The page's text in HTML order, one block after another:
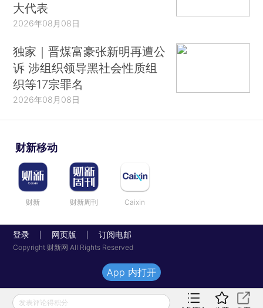
大代表
2026年08月08日
独家｜晋煤富豪张新明再遭公
诉 涉组织领导黑社会性质组
织等17宗罪名
2026年08月08日
财新移动
财新 财新周刊 Caixin
登录 网页版 订阅电邮
Copyright 财新网 All Rights Reserved
发表评论得积分
App 内打开